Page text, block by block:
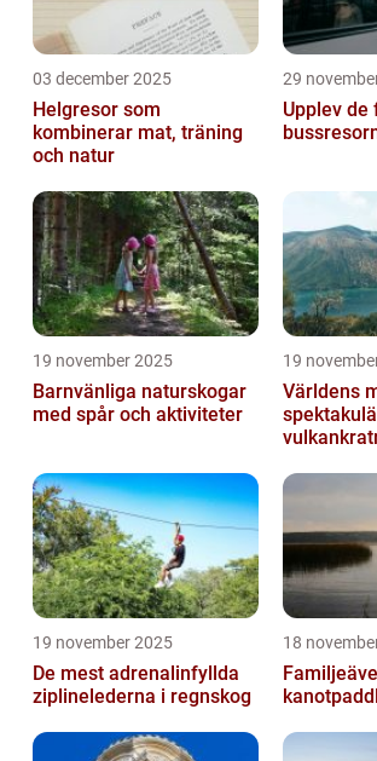
03 december 2025
Helgresor som
kombinerar mat, träning
och natur
29
Upplev de
19 november 2025
Barnvänliga naturskogar
med spår och aktiviteter
19
Världens
19 november 2025
De mest adrenalinfyllda
ziplinelederna i regnskog
18